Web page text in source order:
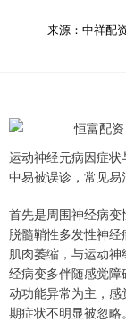
来源：中祥配
运动神经元病因症
中易被误诊，常见易
首先是周围神经病
脱髓鞘性多发性神经
肌肉萎缩，与运动
经病变多伴随感觉
动功能异常为主，
期症状不明显被忽略。